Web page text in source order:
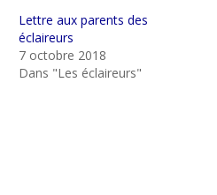
Lettre aux parents des
éclaireurs
7 octobre 2018
Dans "Les éclaireurs"